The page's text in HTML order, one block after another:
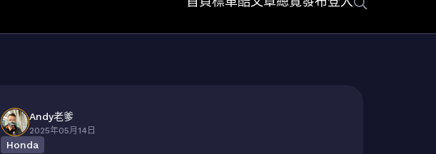
Andy老爹
2025年05月14日
Honda